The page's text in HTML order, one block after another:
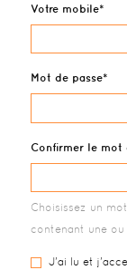
Votre mobile
Mot de passe
Confirmer le mot
Choisissez un
contenant une
J'ai lu et